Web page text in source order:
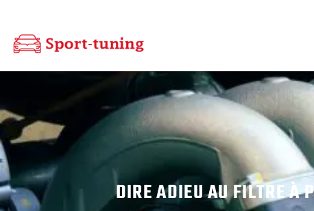
DIRE ADIEU AU FILTRE À